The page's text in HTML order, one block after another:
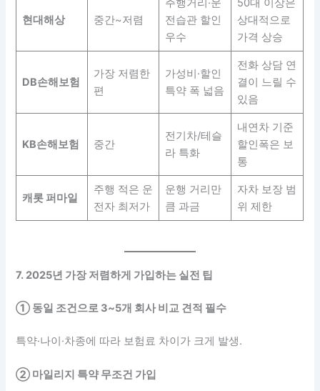
현대해상 중간~저렴
주행거리·운
전습관 할인
우수
50대 이상은
상대적으로
가격 상승
DB손해보험
가장 저렴한
편
가성비·할인
특약 폭 넓음
전화 상담 연
결이 느릴 수
있음
KB손해보험 중간
전기차/테슬
라 특화
내연차 기준
할인폭은 보
통
캐롯 퍼마일
주행 적은 운
전자 최저가
운행 거리만
큼 과금
자차 보장 범
위 제한
7. 2025년 가장 저렴하게 가입하는 실전 팁
① 동일 조건으로 3~5개 회사 비교 견적 필수
특약·나이·차종에 따라 보험료 차이가 크게 발생.
② 마일리지 특약 무조건 가입